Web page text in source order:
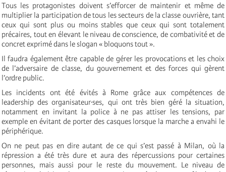
Tous les protagonistes doivent s’efforcer de maintenir et même de
multiplier la participation de tous les secteurs de la classe ouvrière, tant
ceux qui sont plus ou moins stables que ceux qui sont totalement
précaires, tout en élevant le niveau de conscience, de combativité et de
concret exprimé dans le slogan « bloquons tout ».
Il faudra également être capable de gérer les provocations et les choix
de l’adversaire de classe, du gouvernement et des forces qui gèrent
l’ordre public.
Les incidents ont été évités à Rome grâce aux compétences de
leadership des organisateur·ses, qui ont très bien géré la situation,
notamment en invitant la police à ne pas attiser les tensions, par
exemple en évitant de porter des casques lorsque la marche a envahi le
périphérique.
On ne peut pas en dire autant de ce qui s’est passé à Milan, où la
répression a été très dure et aura des répercussions pour certaines
personnes, mais aussi pour le reste du mouvement. Le niveau de